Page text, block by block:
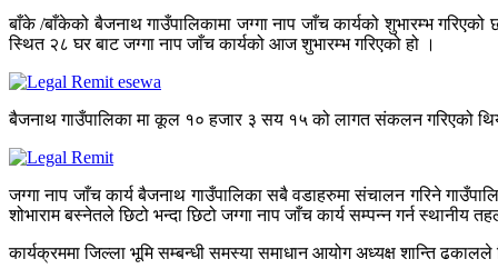
बाँके /बाँकेको बैजनाथ गाउँपालिकामा जग्गा नाप जाँच कार्यको शुभारम्भ
स्थित २८ घर बाट जग्गा नाप जाँच कार्यको आज शुभारम्भ गरिएको हो ।
बैजनाथ गाउँपालिका मा कूल १० हजार ३ सय १५ को लागत संकलन गरिएको
जग्गा नाप जाँच कार्य बैजनाथ गाउँपालिका सबै वडाहरुमा संचालन गरिने
शोभाराम बस्नेतले छिटो भन्दा छिटो जग्गा नाप जाँच कार्य सम्पन्न गर्न स्थानीय
कार्यक्रममा जिल्ला भूमि सम्बन्धी समस्या समाधान आयोग अध्यक्ष शान्ति